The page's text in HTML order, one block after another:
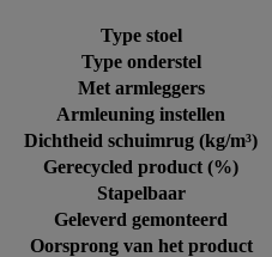
Type stoel
Type onderstel
Met armleggers
Armleuning instellen
Dichtheid schuimrug (kg/m³)
Gerecycled product (%)
Stapelbaar
Geleverd gemonteerd
Oorsprong van het product